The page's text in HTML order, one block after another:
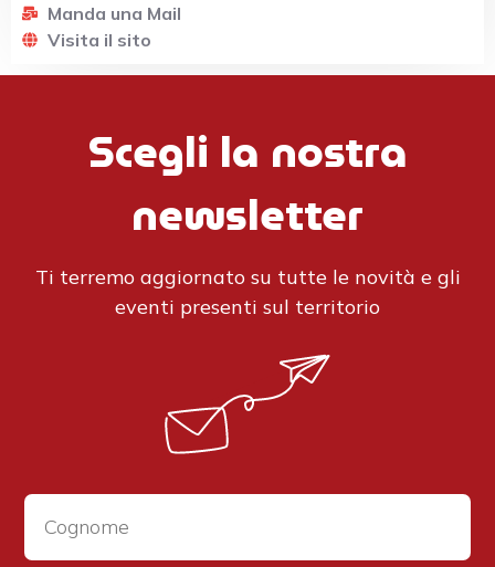
Manda una Mail
Visita il sito
Scegli la nostra
newsletter
Ti terremo aggiornato su tutte le novità e gli
eventi presenti sul territorio